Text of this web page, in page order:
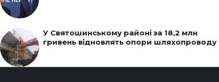
У Святошинському районі за 18,2 млн
гривень відновлять опори шляхопроводу